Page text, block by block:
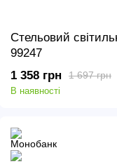
Стельовий
99247
1 697 грн
1 358 грн
В наявності